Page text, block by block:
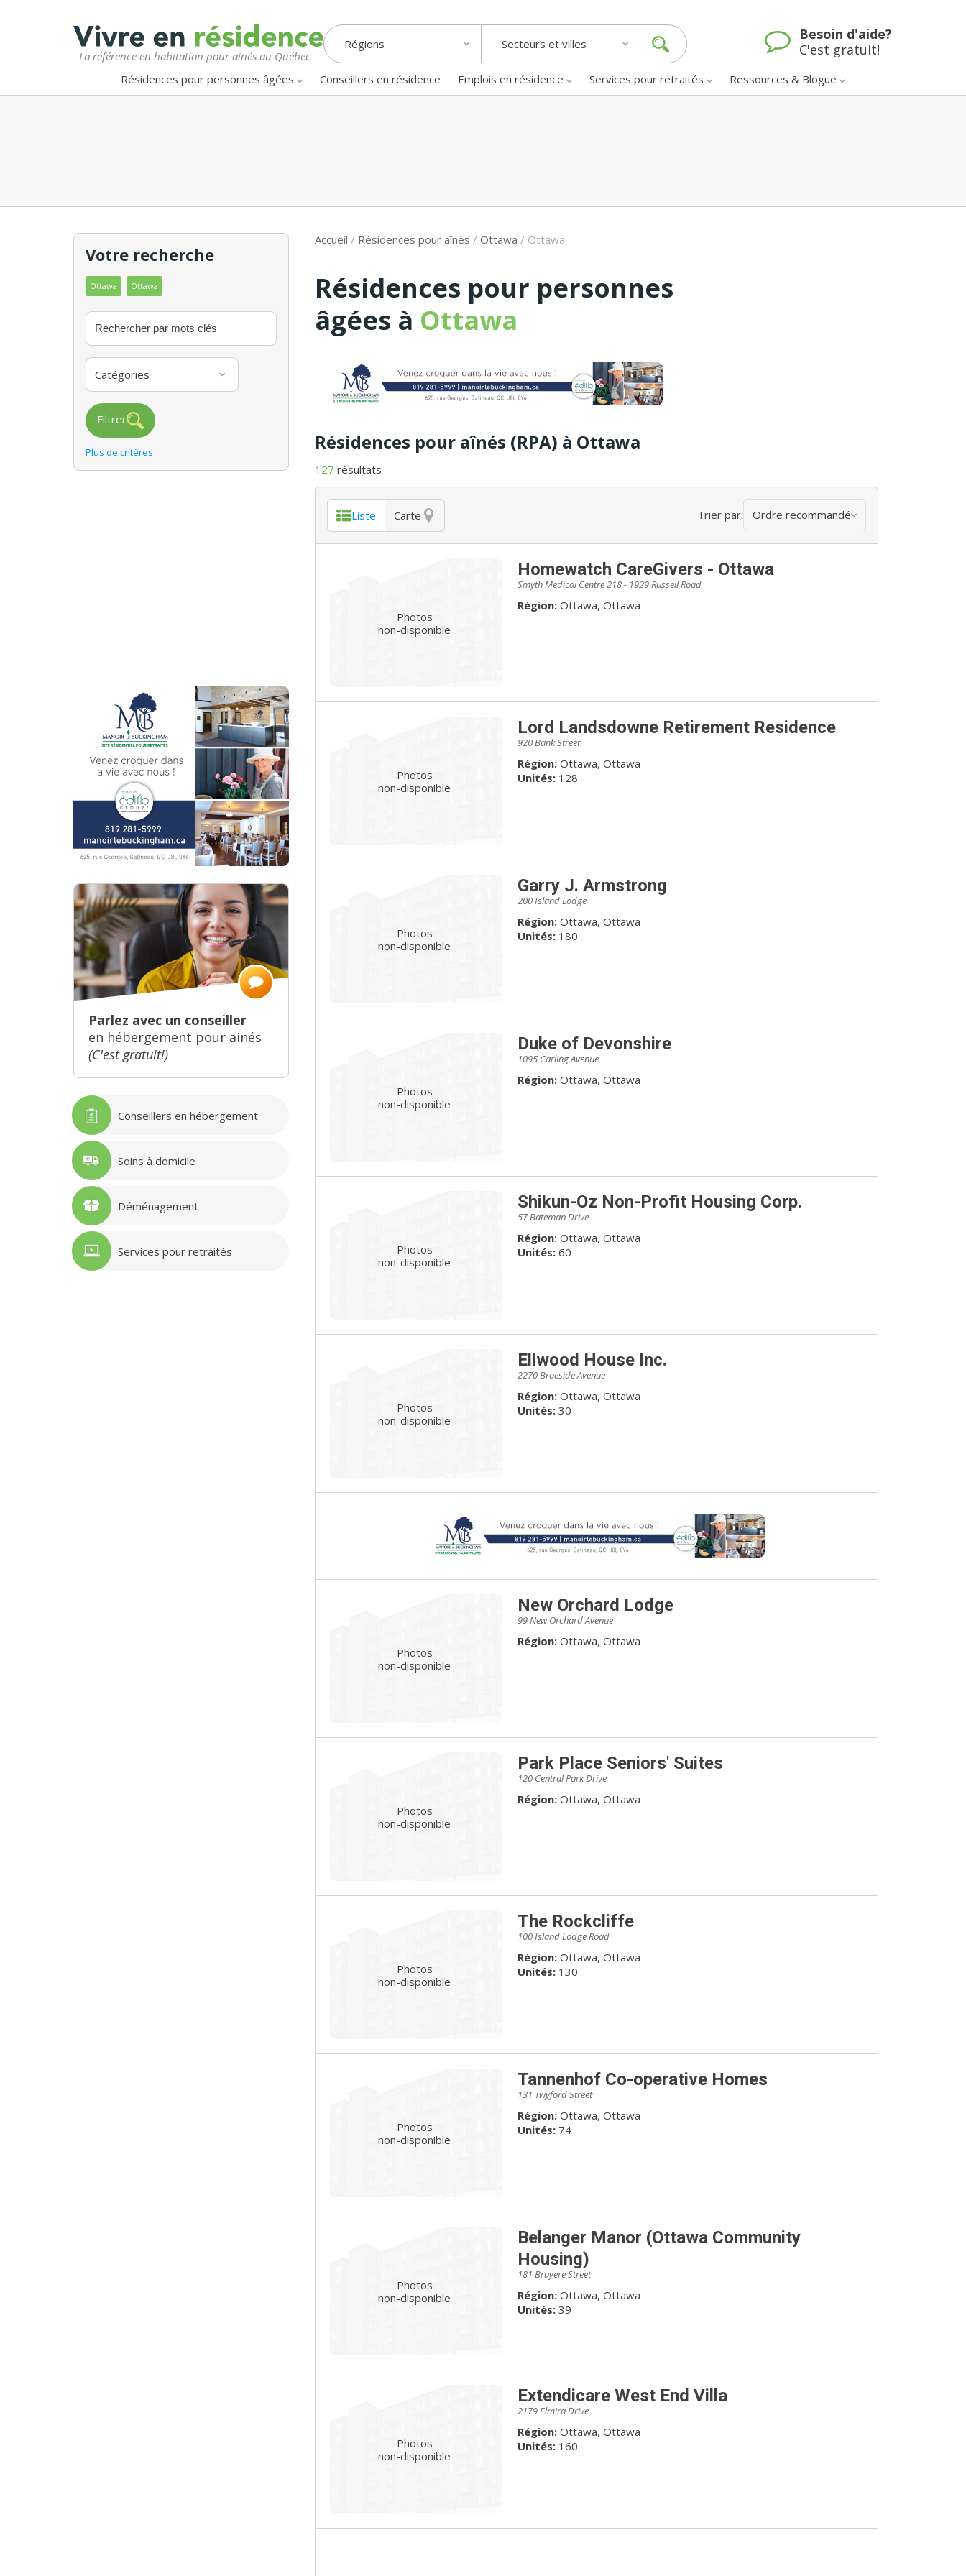
La référence en habitation pour ainés au Québec
Régions Secteurs et villes
Besoin d'aide?
C'est gratuit!
Résidences pour personnes âgées Conseillers en résidence Emplois en résidence Services pour retraités Ressources & Blogue
Votre recherche
Ottawa Ottawa
Catégories
Filtrer
Plus de critères
Parlez avec un conseiller
en hébergement pour ainés
(C'est gratuit!)
Conseillers en hébergement
Soins à domicile
Déménagement
Services pour retraités
Accueil / Résidences pour aînés / Ottawa / Ottawa
Résidences pour personnes
âgées à Ottawa
Résidences pour aînés (RPA) à Ottawa
127 résultats
Liste Carte Trier par: Ordre recommandé
Photos
non-disponible
Homewatch CareGivers - Ottawa
Smyth Medical Centre 218 - 1929 Russell Road
Région: Ottawa, Ottawa
Photos
non-disponible
Lord Landsdowne Retirement Residence
920 Bank Street
Région: Ottawa, Ottawa
Unités:128
Photos
non-disponible
Garry J. Armstrong
200 Island Lodge
Région: Ottawa, Ottawa
Unités:180
Photos
non-disponible
Duke of Devonshire
1095 Carling Avenue
Région: Ottawa, Ottawa
Photos
non-disponible
Shikun-Oz Non-Profit Housing Corp.
57 Bateman Drive
Région: Ottawa, Ottawa
Unités:60
Photos
non-disponible
Ellwood House Inc.
2270 Braeside Avenue
Région: Ottawa, Ottawa
Unités:30
Photos
non-disponible
New Orchard Lodge
99 New Orchard Avenue
Région: Ottawa, Ottawa
Photos
non-disponible
Park Place Seniors' Suites
120 Central Park Drive
Région: Ottawa, Ottawa
Photos
non-disponible
The Rockcliffe
100 Island Lodge Road
Région: Ottawa, Ottawa
Unités:130
Photos
non-disponible
Tannenhof Co-operative Homes
131 Twyford Street
Région: Ottawa, Ottawa
Unités:74
Photos
non-disponible
Belanger Manor (Ottawa Community
Housing)
181 Bruyere Street
Région: Ottawa, Ottawa
Unités:39
Photos
non-disponible
Extendicare West End Villa
2179 Elmira Drive
Région: Ottawa, Ottawa
Unités:160